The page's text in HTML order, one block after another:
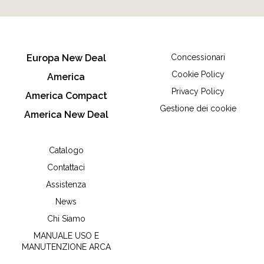
Europa New Deal
America
America Compact
America New Deal
Concessionari
Cookie Policy
Privacy Policy
Gestione dei cookie
Catalogo
Contattaci
Assistenza
News
Chi Siamo
MANUALE USO E
MANUTENZIONE ARCA